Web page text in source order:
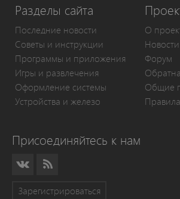
Разделы сайта
Последние новости
Советы и инструкции
Программы и приложения
Игры и развлечения
Оформление системы
Устройства и железо
О
Новости
Форум
Общие
Присоединяйтесь к нам
Зарегистрироваться